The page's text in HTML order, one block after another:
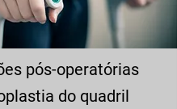
pós-operatórias
do quadril